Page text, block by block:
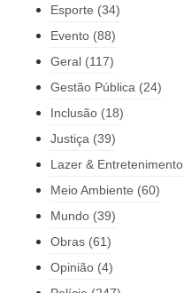
Esporte (34)
Evento (88)
Geral (117)
Gestão Pública (24)
Inclusão (18)
Justiça (39)
Lazer & Entretenimento
Meio Ambiente (60)
Mundo (39)
Obras (61)
Opinião (4)